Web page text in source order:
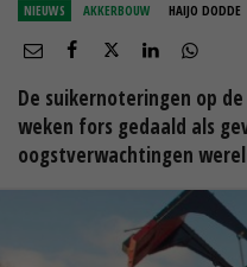
NIEUWS AKKERBOUW HAIJO DODDE
De suikernoteringen op
weken fors gedaald als
oogstverwachtingen